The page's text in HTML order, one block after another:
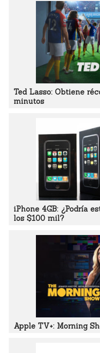
Ted Lasso: Obtiene
minutos
iPhone 4GB: ¿Podría
los $100 mil?
Apple TV+: Morning